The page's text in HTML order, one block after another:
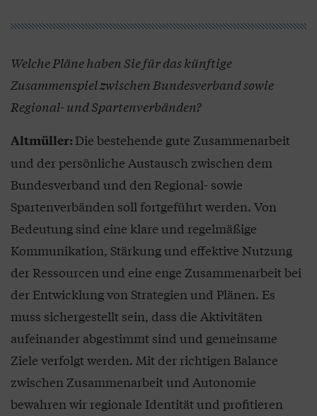
Welche Pläne haben Sie für das künftige
Zusammenspiel zwischen Bundesverband sowie
Regional- und Spartenverbänden?
Altmüller:Die bestehende gute Zusammenarbeit
und der persönliche Austausch zwischen dem
Bundesverband und den Regional- sowie
Spartenverbänden soll fortgeführt werden. Von
Bedeutung sind eine klare und regelmäßige
Kommunikation, Stärkung und effektive Nutzung
der Ressourcen und eine enge Zusammenarbeit bei
der Entwicklung von Strategien und Plänen. Es
muss sichergestellt sein, dass die Aktivitäten
aufeinander abgestimmt sind und gemeinsame
Ziele verfolgt werden. Mit der richtigen Balance
zwischen Zusammenarbeit und Autonomie
bewahren wir regionale Identität und profitieren